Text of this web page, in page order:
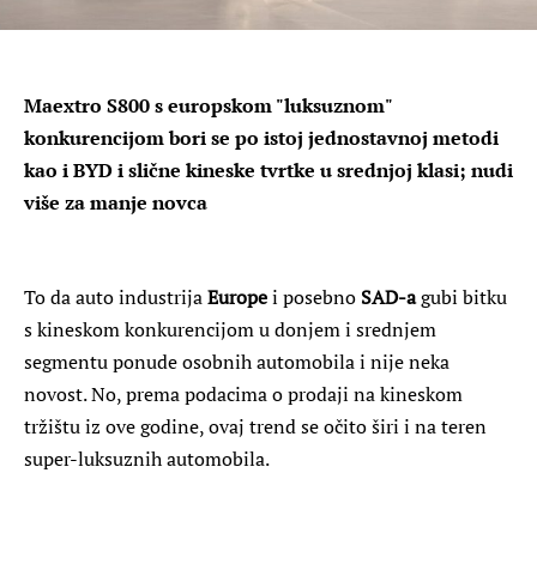
Maextro S800 s europskom "luksuznom"
konkurencijom bori se po istoj jednostavnoj metodi
kao i BYD i slične kineske tvrtke u srednjoj klasi; nudi
više za manje novca
To da auto industrijaEuropei posebno SAD-agubi bitku
s kineskom konkurencijom u donjem i srednjem
segmentu ponude osobnih automobila i nije neka
novost. No, prema podacima o prodaji na kineskom
tržištu iz ove godine, ovaj trend se očito širi i na teren
super-luksuznih automobila.